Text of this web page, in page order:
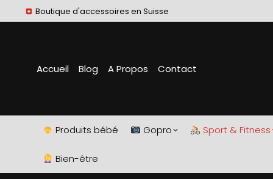
Boutique d'accessoires en Suisse
Accueil Blog A Propos Contact
Produits bébé Gopro Sport & Fitness
Bien-être